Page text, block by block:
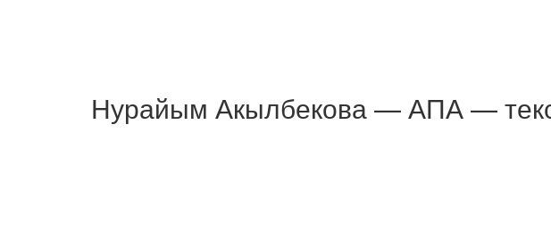
Нурайым Акылбекова — АПА —